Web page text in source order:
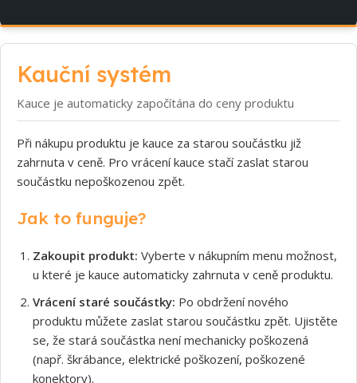
Kauční systém
Kauce je automaticky započítána do ceny produktu
Při nákupu produktu je kauce za starou součástku již
zahrnuta v ceně. Pro vrácení kauce stačí zaslat starou
součástku nepoškozenou zpět.
Jak to funguje?
Zakoupit produkt: Vyberte v nákupním menu možnost,
u které je kauce automaticky zahrnuta v ceně produktu.
Vrácení staré součástky: Po obdržení nového
produktu můžete zaslat starou součástku zpět. Ujistěte
se, že stará součástka není mechanicky poškozená
(např. škrábance, elektrické poškození, poškozené
konektory).